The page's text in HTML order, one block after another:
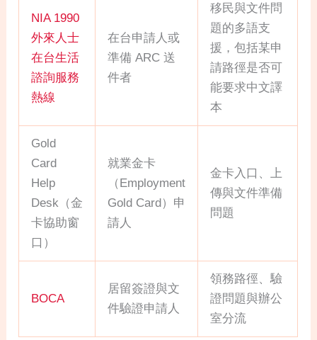
NIA 1990
外來人士
在台生活
諮詢服務
熱線
在台申請人或
準備 ARC 送
件者
移民與文件問
題的多語支
援，包括某申
請路徑是否可
能要求中文譯
本
Gold
Card
Help
Desk（金
卡協助窗
口）
就業金卡
（Employment
Gold Card）申
請人
金卡入口、上
傳與文件準備
問題
BOCA
居留簽證與文
件驗證申請人
領務路徑、驗
證問題與辦公
室分流